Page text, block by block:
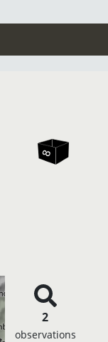
2
observations